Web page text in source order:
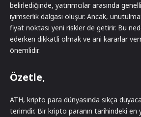
belirlediğinde, yatırımcılar arasında
iyimserlik dalgası oluşur. Ancak,
fiyat noktası yeni riskler de getirir. Bu
ederken dikkatli olmak ve ani kararlar
önemlidir.
Özetle,
ATH, kripto para dünyasında sıkça
terimdir. Bir kripto paranın tarihindeki en